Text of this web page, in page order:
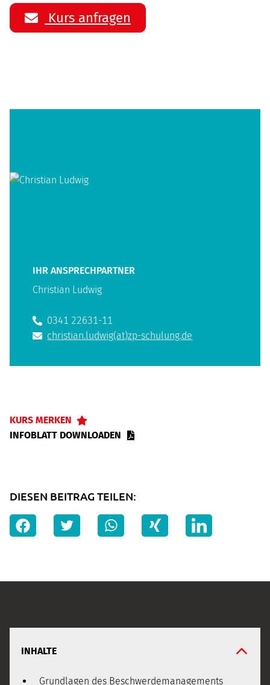
Kurs anfragen
IHR ANSPRECHPARTNER
Christian Ludwig
0341 22631-11
christian.ludwig(at)zp-schulung.de
KURS MERKEN
INFOBLATT DOWNLOADEN
DIESEN BEITRAG TEILEN:
INHALTE
Grundlagen des Beschwerdemanagements